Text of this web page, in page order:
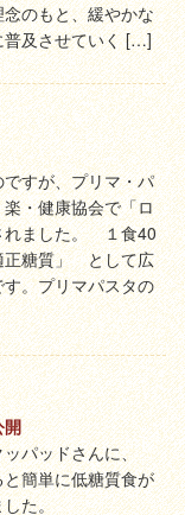
のもと、緩やかな
普及させていく […]
すが、プリマ・パ
・健康協会で「ロ
れました。 １食40
糖質」 として広
。プリマパスタの
開
パッドさんに、
簡単に低糖質食が
た。